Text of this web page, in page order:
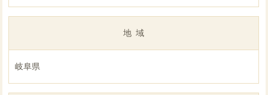
地域
岐阜県